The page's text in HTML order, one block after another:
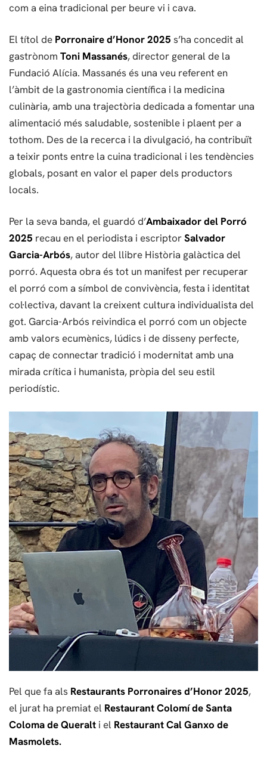
com a eina tradicional per beure vi i cava.
El títol de Porronaire d’Honor 2025 s’ha concedit al
gastrònom Toni Massanés, director general de la
Fundació Alícia. Massanés és una veu referent en
l’àmbit de la gastronomia científica i la medicina
culinària, amb una trajectòria dedicada a fomentar una
alimentació més saludable, sostenible i plaent per a
tothom. Des de la recerca i la divulgació, ha contribuït
a teixir ponts entre la cuina tradicional i les tendències
globals, posant en valor el paper dels productors
locals.
Per la seva banda, el guardó d’Ambaixador del Porró
2025 recau en el periodista i escriptorSalvador
Garcia-Arbós, autor del llibre Història galàctica del
porró. Aquesta obra és tot un manifest per recuperar
el porró com a símbol de convivència, festa i identitat
col·lectiva, davant la creixent cultura individualista del
got. Garcia-Arbós reivindica el porró com un objecte
amb valors ecumènics, lúdics i de disseny perfecte,
capaç de connectar tradició i modernitat amb una
mirada crítica i humanista, pròpia del seu estil
periodístic.
Pel que fa als Restaurants Porronaires d’Honor 2025,
el jurat ha premiat el Restaurant Colomí de Santa
Coloma de Queralt i el Restaurant Cal Ganxo de
Masmolets.